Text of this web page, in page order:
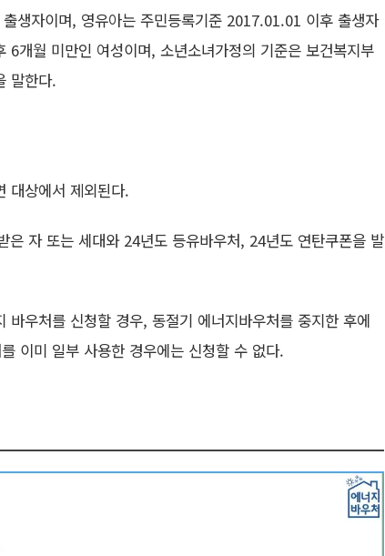
생자이며, 영유아는 주민등록기준 2017.01.01 이후 출생자
개월 미만인 여성이며, 소년소녀가정의 기준은 보건복지부
말한다.
대상에서 제외된다.
자 또는 세대와 24년도 등유바우처, 24년도 연탄쿠폰을 발
우처를 신청할 경우, 동절기 에너지바우처를 중지한 후에
이미 일부 사용한 경우에는 신청할 수 없다.